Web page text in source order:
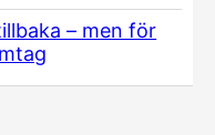
– men för